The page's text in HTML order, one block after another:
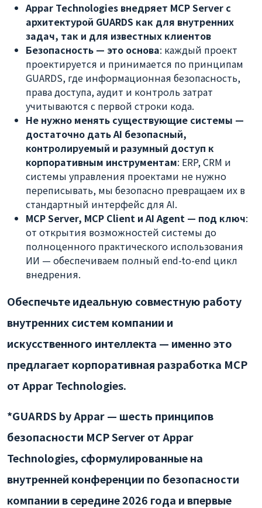
Appar Technologies внедряет MCP Server с
архитектурой GUARDS как для внутренних
задач, так и для известных клиентов
Безопасность — это основа: каждый проект
проектируется и принимается по принципам
GUARDS, где информационная безопасность,
права доступа, аудит и контроль затрат
учитываются с первой строки кода.
Не нужно менять существующие системы —
достаточно дать AI безопасный,
контролируемый и разумный доступ к
корпоративным инструментам: ERP, CRM и
системы управления проектами не нужно
переписывать, мы безопасно превращаем их в
стандартный интерфейс для AI.
MCP Server, MCP Client и AI Agent — под ключ:
от открытия возможностей системы до
полноценного практического использования
ИИ — обеспечиваем полный end-to-end цикл
внедрения.
Обеспечьте идеальную совместную работу
внутренних систем компании и
искусственного интеллекта — именно это
предлагает корпоративная разработка MCP
от Appar Technologies.
*GUARDS by Appar — шесть принципов
безопасности MCP Server от Appar
Technologies, сформулированные на
внутренней конференции по безопасности
компании в середине 2026 года и впервые